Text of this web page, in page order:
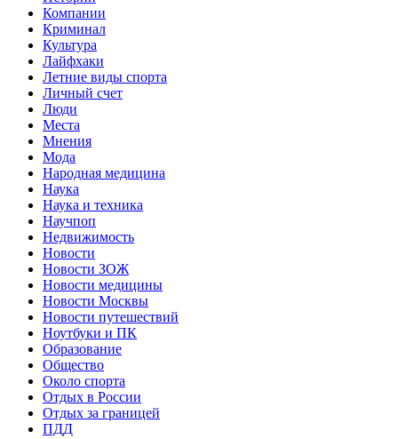
Компании
Криминал
Культура
Лайфхаки
Летние виды спорта
Личный счет
Люди
Места
Мнения
Мода
Народная медицина
Наука
Наука и техника
Научпоп
Недвижимость
Новости
Новости ЗОЖ
Новости медицины
Новости Москвы
Новости путешествий
Ноутбуки и ПК
Образование
Общество
Около спорта
Отдых в России
Отдых за границей
ПДД